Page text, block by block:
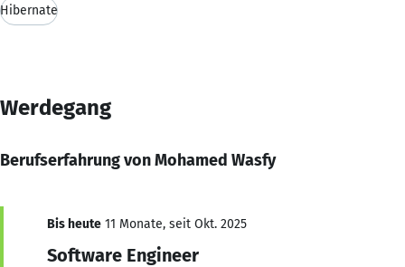
Hibernate
Werdegang
Berufserfahrung von Mohamed Wasfy
Bis heute 11 Monate, seit Okt. 2025
Software Engineer